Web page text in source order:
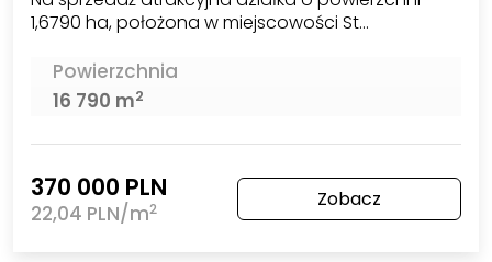
1,6790 ha, położona w miejscowości St…
Powierzchnia
16 790 m2
370 000 PLN
22,04 PLN/m2 Zobacz